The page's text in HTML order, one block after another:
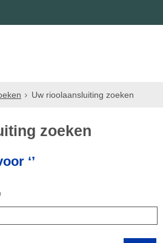
Uw rioolaansluiting zoeken
zoeken
‘’